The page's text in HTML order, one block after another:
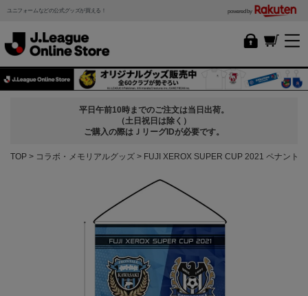
ユニフォームなどの公式グッズが買える！ powered by
平日午前10時までのご注文は当日出荷。
（土日祝日は除く）
ご購入の際はＪリーグIDが必要です。
TOP コラボ・メモリアルグッズ FUJI XEROX SUPER CUP 2021 ペナント